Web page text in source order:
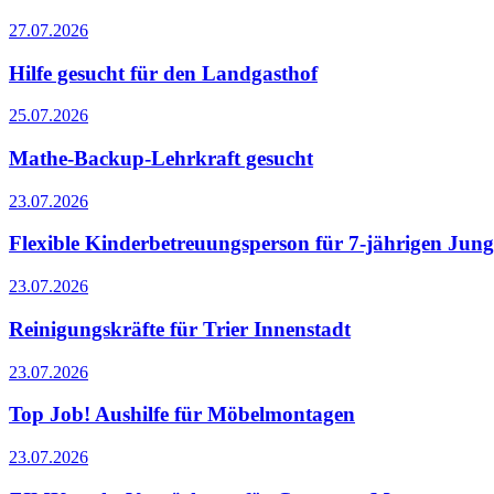
27.07.2026
Hilfe gesucht für den Landgasthof
25.07.2026
Mathe-Backup-Lehrkraft gesucht
23.07.2026
Flexible Kinderbetreuungsperson für 7-jährigen
23.07.2026
Reinigungskräfte für Trier Innenstadt
23.07.2026
Top Job! Aushilfe für Möbelmontagen
23.07.2026